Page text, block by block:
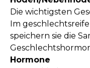
Die wichtigsten
Im
speichern sie die
Hormone